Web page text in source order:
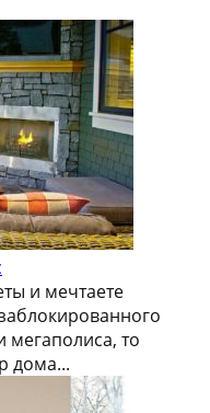
и мечтаете
то
дома...